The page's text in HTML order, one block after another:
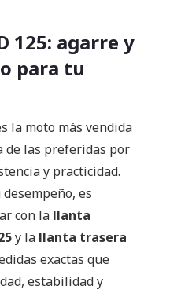
125: agarre y
para tu
la moto más vendida
de las preferidas por
y practicidad.
es
con la llanta
y la llanta trasera
exactas que
estabilidad y